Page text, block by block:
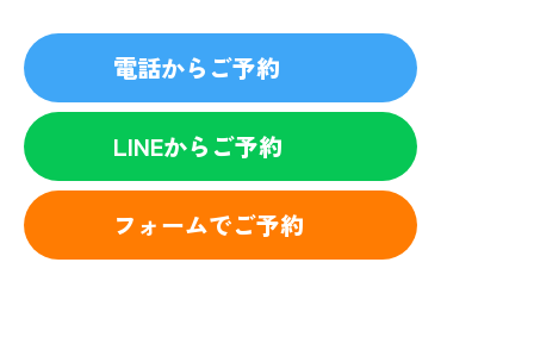
電話からご予約
LINEからご予約
フォームでご予約